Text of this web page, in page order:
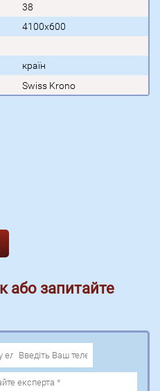
38
4100x600
країн
Swiss Krono
або запитайте